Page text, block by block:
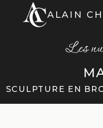
ALAIN
Les
SCULPTURE EN